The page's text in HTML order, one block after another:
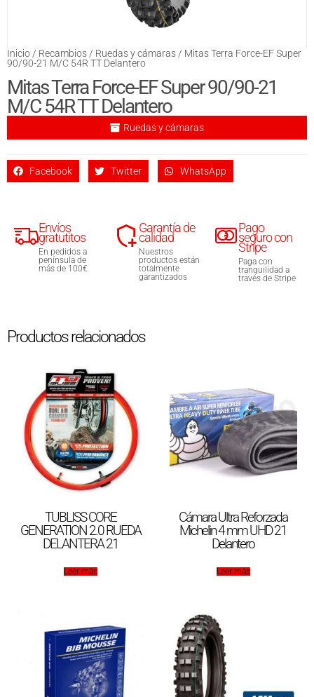
Inicio / Recambios / Ruedas y cámaras / Mitas Terra Force-EF Super
90/90-21 M/C 54R TT Delantero
Mitas Terra Force-EF Super 90/90-21
M/C 54R TT Delantero
Ruedas y cámaras
Facebook Twitter WhatsApp
Envíos
gratutitos
En pedidos a
península de
más de 100€
Garantía de
calidad
Nuestros
productos están
totalmente
garantizados
Pago
seguro con
Stripe
Paga con
tranquilidad a
través de Stripe
Productos relacionados
TUBLISS CORE
GENERATION 2.0 RUEDA
DELANTERA 21
Leer más
Cámara Ultra Reforzada
Michelin 4 mm UHD 21
Delantero
Leer más